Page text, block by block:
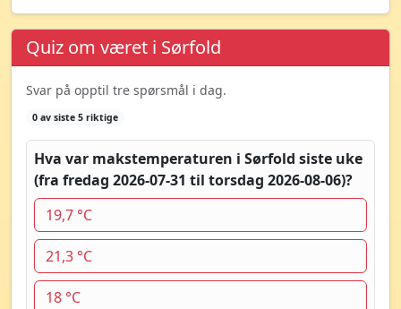
Quiz om været i Sørfold
Svar på opptil tre spørsmål i dag.
0 av siste 5 riktige
Hva var makstemperaturen i Sørfold siste uke
(fra fredag 2026-07-31 til torsdag 2026-08-06)?
19,7 °C
21,3 °C
18 °C